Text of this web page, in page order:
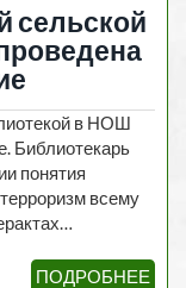
сельской
в НОШ
Библиотекарь
понятия
всему
ПОДРОБНЕЕ